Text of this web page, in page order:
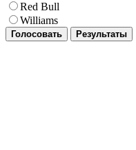
Red Bull
Williams
Голосовать Результаты